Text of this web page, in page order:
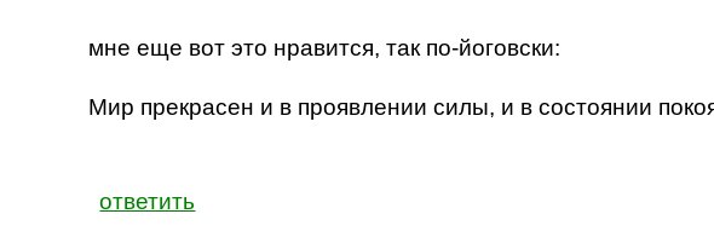
мне еще вот это нравится, так по-йоговски:
Мир прекрасен и в проявлении силы, и в состоянии
ответить